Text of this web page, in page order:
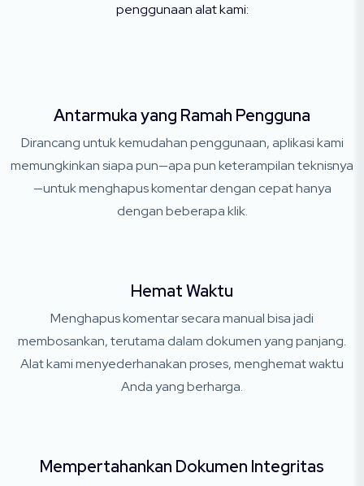
penggunaan alat kami:
Antarmuka yang Ramah Pengguna
Dirancang untuk kemudahan penggunaan, aplikasi kami
memungkinkan siapa pun—apa pun keterampilan teknisnya
—untuk menghapus komentar dengan cepat hanya
dengan beberapa klik.
Hemat Waktu
Menghapus komentar secara manual bisa jadi
membosankan, terutama dalam dokumen yang panjang.
Alat kami menyederhanakan proses, menghemat waktu
Anda yang berharga.
Mempertahankan Dokumen Integritas